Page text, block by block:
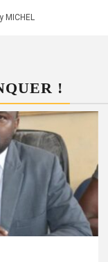
MICHEL
!